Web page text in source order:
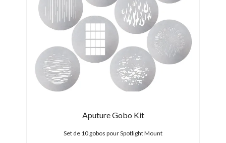
Aputure Gobo Kit
Set de 10 gobos pour Spotlight Mount